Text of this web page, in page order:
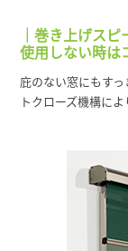
｜巻き上げス
使用しない時は
庇のない窓にもす
トクローズ機構に